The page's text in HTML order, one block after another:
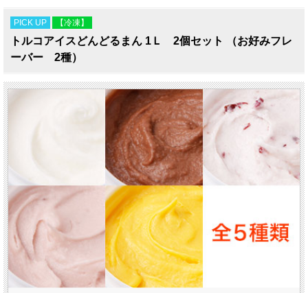
PICK UP 【冷凍】
トルコアイスどんどるまん 1Ｌ 2個セット （お好みフレ
ーバー 2種）